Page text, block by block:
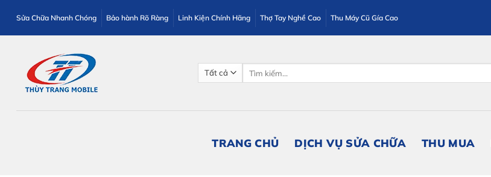
qua
nội
Sửa Chữa Nhanh Chóng Bảo hành Rõ Ràng Linh Kiện Chính Hãng Thợ Tay Nghề Cao Thu Máy Cũ Gía Cao
TRANG CHỦ DỊCH VỤ SỬA CHỮA THU MUA